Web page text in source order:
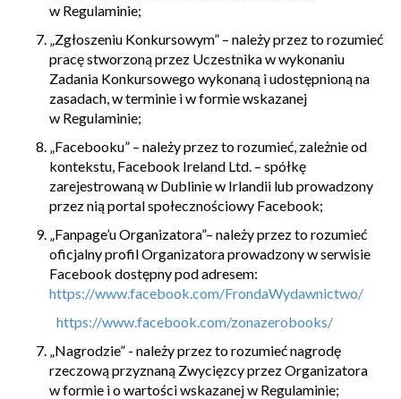
w Regulaminie;
„Zgłoszeniu Konkursowym” – należy przez to rozumieć
pracę stworzoną przez Uczestnika w wykonaniu
Zadania Konkursowego wykonaną i udostępnioną na
zasadach, w terminie i w formie wskazanej
w Regulaminie;
„Facebooku” – należy przez to rozumieć, zależnie od
kontekstu, Facebook Ireland Ltd. – spółkę
zarejestrowaną w Dublinie w Irlandii lub prowadzony
przez nią portal społecznościowy Facebook;
„Fanpage’u Organizatora”– należy przez to rozumieć
oficjalny profil Organizatora prowadzony w serwisie
Facebook dostępny pod adresem:
https://www.facebook.com/FrondaWydawnictwo/
https://www.facebook.com/zonazerobooks/
„Nagrodzie” - należy przez to rozumieć nagrodę
rzeczową przyznaną Zwycięzcy przez Organizatora
w formie i o wartości wskazanej w Regulaminie;